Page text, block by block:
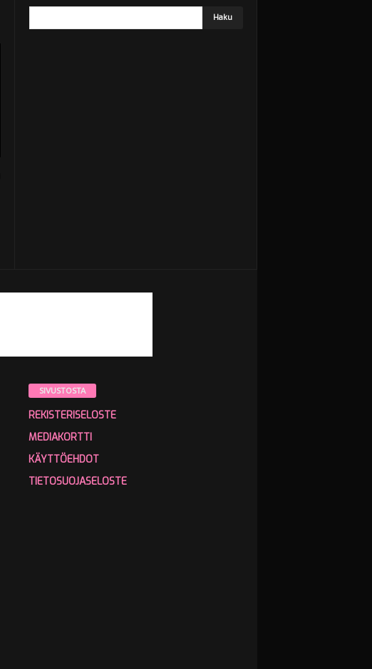
SIVUSTOSTA
REKISTERISELOSTE
MEDIAKORTTI
KÄYTTÖEHDOT
TIETOSUOJASELOSTE